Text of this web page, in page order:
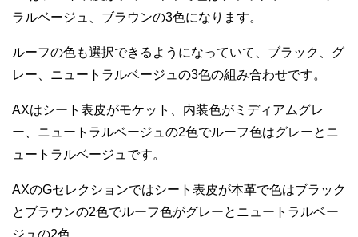
ラルベージュ、ブラウンの3色になります。
ルーフの色も選択できるようになっていて、ブラック、グ
レー、ニュートラルベージュの3色の組み合わせです。
AXはシート表皮がモケット、内装色がミディアムグレ
ー、ニュートラルベージュの2色でルーフ色はグレーとニ
ュートラルベージュです。
AXのGセレクションではシート表皮が本革で色はブラック
とブラウンの2色でルーフ色がグレーとニュートラルベー